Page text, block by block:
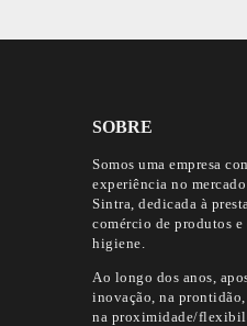
SOBRE
Somos uma empresa
experiência no
Sintra, dedicada à
comércio de produtos e
higiene.
Ao longo dos anos,
inovação, na
na proximidade/